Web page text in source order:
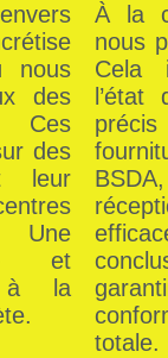
nous
des
Ces
des
leur
Une
et
à la
À la
nous
Cela
totale.